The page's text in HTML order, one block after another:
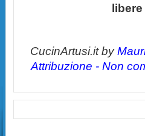
CucinArtusi.itby
Attribuzione - Non